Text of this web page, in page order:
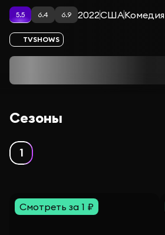
5.5 6.4 6.9 2022СШАКомедия
TVSHOWS
Сезоны
1
Смотреть за 1 ₽